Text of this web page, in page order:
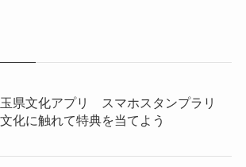
玉県文化アプリ スマホスタンプラリ
化に触れて特典を当てよう